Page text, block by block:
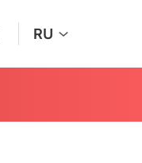
RU